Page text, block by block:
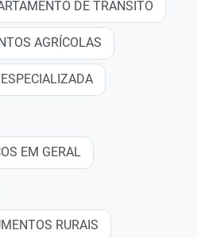
DE TRÂNSITO
AGRÍCOLAS
EM GERAL
RURAIS